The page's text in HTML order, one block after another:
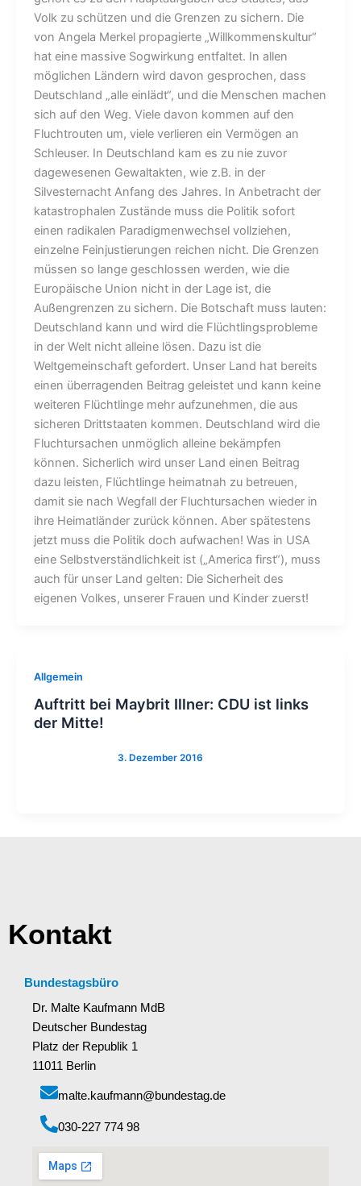
Volk zu schützen und die Grenzen zu sichern. Die
von Angela Merkel propagierte „Willkommenskultur“
hat eine massive Sogwirkung entfaltet. In allen
möglichen Ländern wird davon gesprochen, dass
Deutschland „alle einlädt“, und die Menschen machen
sich auf den Weg. Viele davon kommen auf den
Fluchtrouten um, viele verlieren ein Vermögen an
Schleuser. In Deutschland kam es zu nie zuvor
dagewesenen Gewaltakten, wie z.B. in der
Silvesternacht Anfang des Jahres. In Anbetracht der
katastrophalen Zustände muss die Politik sofort
einen radikalen Paradigmenwechsel vollziehen,
einzelne Feinjustierungen reichen nicht. Die Grenzen
müssen so lange geschlossen werden, wie die
Europäische Union nicht in der Lage ist, die
Außengrenzen zu sichern. Die Botschaft muss lauten:
Deutschland kann und wird die Flüchtlingsprobleme
in der Welt nicht alleine lösen. Dazu ist die
Weltgemeinschaft gefordert. Unser Land hat bereits
einen überragenden Beitrag geleistet und kann keine
weiteren Flüchtlinge mehr aufzunehmen, die aus
sicheren Drittstaaten kommen. Deutschland wird die
Fluchtursachen unmöglich alleine bekämpfen
können. Sicherlich wird unser Land einen Beitrag
dazu leisten, Flüchtlinge heimatnah zu betreuen,
damit sie nach Wegfall der Fluchtursachen wieder in
ihre Heimatländer zurück können. Aber spätestens
jetzt muss die Politik doch aufwachen! Was in USA
eine Selbstverständlichkeit ist („America first“), muss
auch für unser Land gelten: Die Sicherheit des
eigenen Volkes, unserer Frauen und Kinder zuerst!
Allgemein
Auftritt bei Maybrit Illner: CDU ist links
der Mitte!
Kontakt
Bundestagsbüro
Dr. Malte Kaufmann MdB
Deutscher Bundestag
Platz der Republik 1
11011 Berlin
malte.kaufmann@bundestag.de
‭030-227 774 98‬